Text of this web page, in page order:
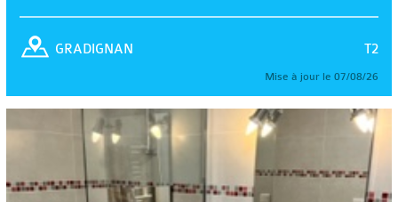
T2
GRADIGNAN
Mise à jour le 07/08/26